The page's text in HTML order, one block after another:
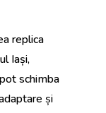
replica
Iași,
schimba
și